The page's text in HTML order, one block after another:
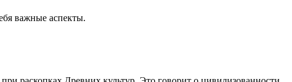
важные аспекты.